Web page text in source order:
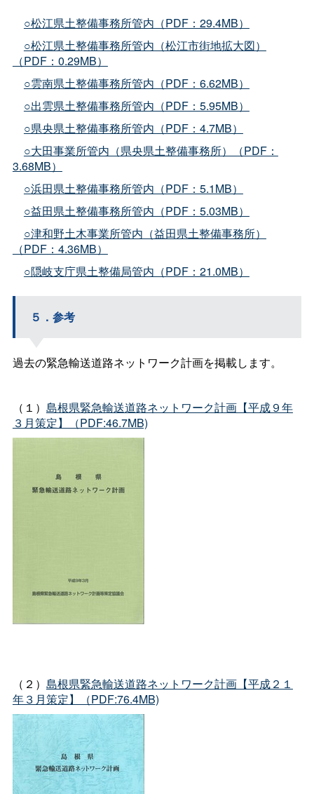
○松江県土整備事務所管内（PDF：29.4MB）
○松江県土整備事務所管内（松江市街地拡大図）
（PDF：0.29MB）
○雲南県土整備事務所管内（PDF：6.62MB）
○出雲県土整備事務所管内（PDF：5.95MB）
○県央県土整備事務所管内（PDF：4.7MB）
○大田事業所管内（県央県土整備事務所）（PDF：
3.68MB）
○浜田県土整備事務所管内（PDF：5.1MB）
○益田県土整備事務所管内（PDF：5.03MB）
○津和野土木事業所管内（益田県土整備事務所）
（PDF：4.36MB）
○隠岐支庁県土整備局管内（PDF：21.0MB）
５．参考
過去の緊急輸送道路ネットワーク計画を掲載します。
（１） 島根県緊急輸送道路ネットワーク計画【平成９年
３月策定】（PDF:46.7MB)
（２） 島根県緊急輸送道路ネットワーク計画【平成２１
年３月策定】（PDF:76.4MB)